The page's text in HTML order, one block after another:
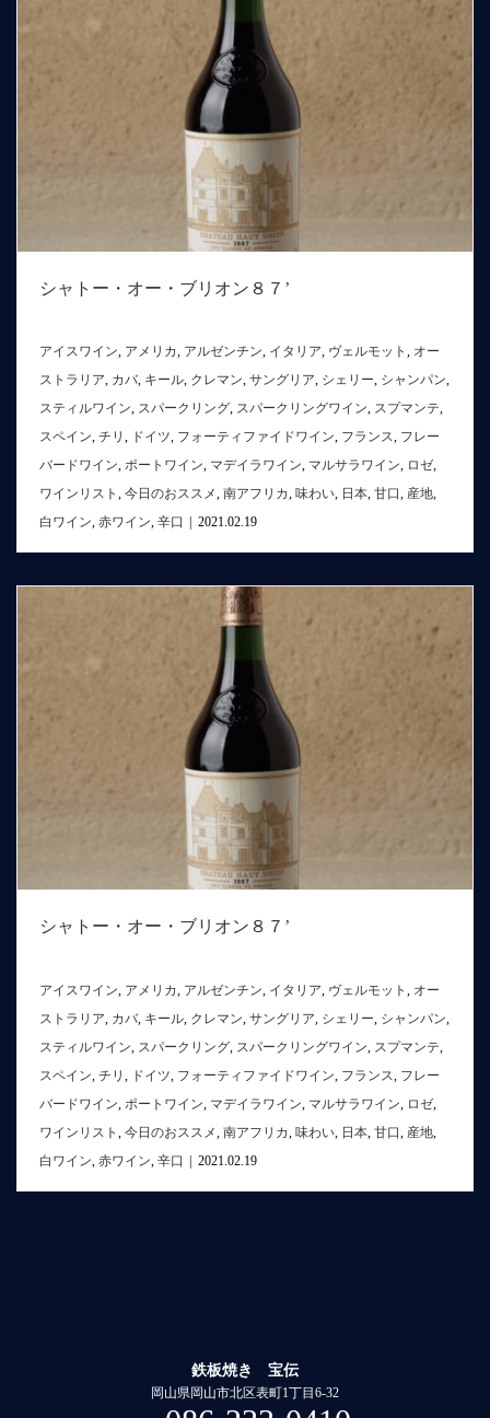
シャトー・オー・ブリオン８７’
アイスワイン, アメリカ, アルゼンチン, イタリア, ヴェルモット , オー
ストラリア, カバ, キール, クレマン, サングリア, シェリー, シャンパン,
スティルワイン, スパークリング, スパークリングワイン, スプマンテ,
スペイン, チリ , ドイツ, フォーティファイドワイン, フランス, フレー
バードワイン, ポートワイン, マデイラワイン, マルサラワイン, ロゼ,
ワインリスト , 今日のおススメ, 南アフリカ, 味わい, 日本, 甘口, 産地,
白ワイン, 赤ワイン, 辛口 2021.02.19
シャトー・オー・ブリオン８７’
アイスワイン, アメリカ, アルゼンチン, イタリア, ヴェルモット , オー
ストラリア, カバ, キール, クレマン, サングリア, シェリー, シャンパン,
スティルワイン, スパークリング, スパークリングワイン, スプマンテ,
スペイン, チリ , ドイツ, フォーティファイドワイン, フランス, フレー
バードワイン, ポートワイン, マデイラワイン, マルサラワイン, ロゼ,
ワインリスト , 今日のおススメ, 南アフリカ, 味わい, 日本, 甘口, 産地,
白ワイン, 赤ワイン, 辛口 | 2021.02.19
鉄板焼き 宝伝
岡山県岡山市北区表町1丁目6-32